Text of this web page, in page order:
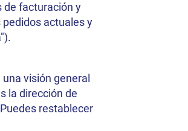
de facturación y
actuales y
visión general
la dirección de
restablecer